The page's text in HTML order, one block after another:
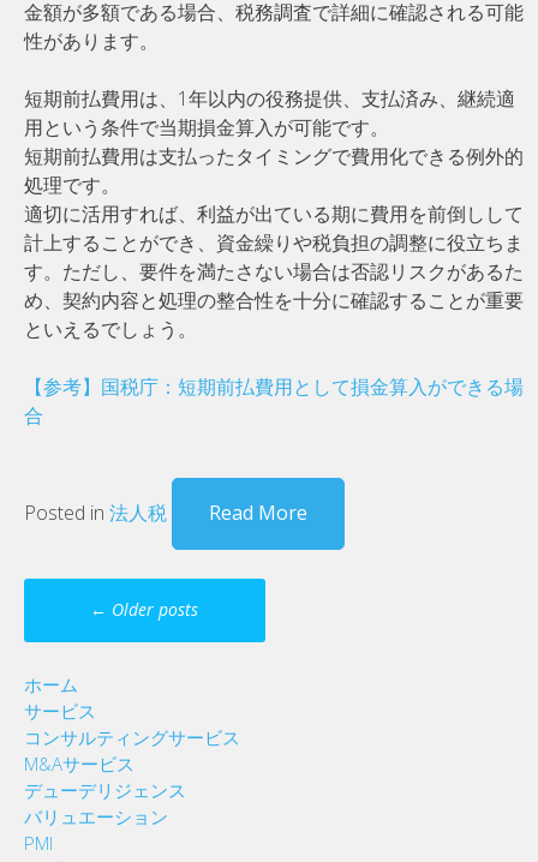
金額が多額である場合、税務調査で詳細に確認される可能
性があります。
短期前払費用は、1年以内の役務提供、支払済み、継続適
用という条件で当期損金算入が可能です。
短期前払費用は支払ったタイミングで費用化できる例外的
処理です。
適切に活用すれば、利益が出ている期に費用を前倒しして
計上することができ、資金繰りや税負担の調整に役立ちま
す。ただし、要件を満たさない場合は否認リスクがあるた
め、契約内容と処理の整合性を十分に確認することが重要
といえるでしょう。
【参考】国税庁：短期前払費用として損金算入ができる場
合
Posted in 法人税 Read More
Posts
navigation
← Older posts
ホーム
サービス
コンサルティングサービス
M&Aサービス
デューデリジェンス
バリュエーション
PMI